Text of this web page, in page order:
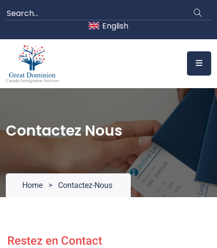
English
Contactez Nous
Home > Contactez-Nous
Restez en Contact